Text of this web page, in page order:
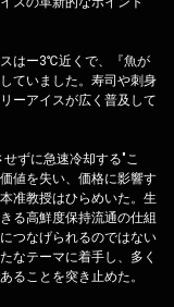
はー3℃近くで、『魚が
ていました。寿司や刺身
ーアイスが広く普及して
ずに急速冷却する"こ
値を失い、価格に影響す
准教授はひらめいた。生
る高鮮度保持流通の仕組
つなげられるのではない
なテーマに着手し、多く
ことを突き止めた。